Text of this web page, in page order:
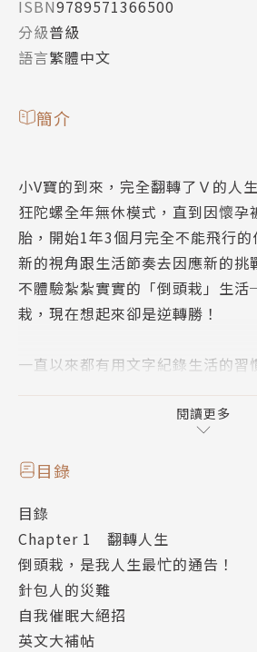
ISBN9789571366500
分級普級
語言繁體中文
簡介
小V寶的到來，完全翻轉了Ｖ的人
狂陀螺全年無休模式，直到因懷孕
胎，開始1年3個月完全不能飛行
新的視角跟生活節奏去因應新的挑
不體驗紮紮實實的「倒頭栽」生
栽，現在想起來卻是逆轉勝！
一直以來都有用文字紀錄生活的習
床時光談起，分享初為人妻及人母
續談到工作上轉換成音樂創作人的
藝圈的努力過程、守護家人的時光
翻轉，事過境遷，重新回顧一路走
愛情、工作、家人到時尚，娓娓道
緩緩漫溢的回憶暖流，溫暖著遇到
友們！其實，只要在生活中多一點
角，翻轉的契機就在眼前！
閱讀更多
目錄
目錄
Chapter 1 翻轉人生
倒頭栽，是我人生最忙的通告！
針包人的災難
自我催眠大絕招
英文大補帖